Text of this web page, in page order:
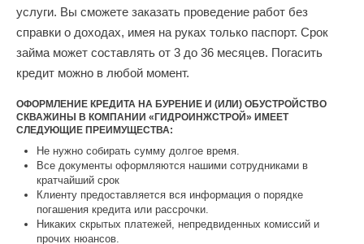
услуги. Вы сможете заказать проведение работ без
справки о доходах, имея на руках только паспорт. Срок
займа может составлять от 3 до 36 месяцев. Погасить
кредит можно в любой момент.
ОФОРМЛЕНИЕ КРЕДИТА НА БУРЕНИЕ И (ИЛИ) ОБУСТРОЙСТВО
СКВАЖИНЫ В КОМПАНИИ «ГИДРОИНЖСТРОЙ» ИМЕЕТ
СЛЕДУЮЩИЕ ПРЕИМУЩЕСТВА:
Не нужно собирать сумму долгое время.
Все документы оформляются нашими сотрудниками в
кратчайший срок
Клиенту предоставляется вся информация о порядке
погашения кредита или рассрочки.
Никаких скрытых платежей, непредвиденных комиссий и
прочих нюансов.